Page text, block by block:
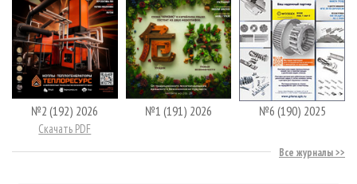
№2 (192) 2026
Скачать PDF
№1 (191) 2026 №6 (190) 2025
Все журналы